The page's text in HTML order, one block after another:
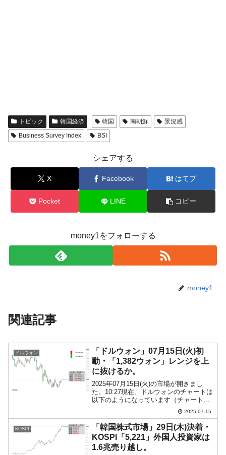
Fact1 セレクトセールの高額取引馬が稼いだ金額とは？
トピック 韓国経済 韓国 南朝鮮
景況感
Business Survey Index
BSI
シェアする
X Facebook はてブ
Pocket LINE コピー
money1をフォローする
money1
関連記事
ドルウォン
「ドルウォン」07月15日(火)初
動・「1,382ウォン」レンジを上
に抜けるか。
2025年07月15日(火)の市場が開きまし
た。10:27現在、ドルウォンのチャートは
以下のようになっています（チャートは
『Investing.com』より引用）。これから
ローソク足の調整が入るかもしれません
が、現在のところ「1ドル＝1,3...
2025.07.15
KOSPI
「韓国株式市場」29日(木)決着・
KOSPI「5,221」外国人投資家は
1.6兆売り越し。